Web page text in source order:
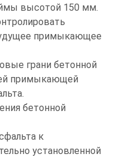
высотой 150 мм.
примыкающее
грани бетонной
примыкающей
бетонной
к
установленной